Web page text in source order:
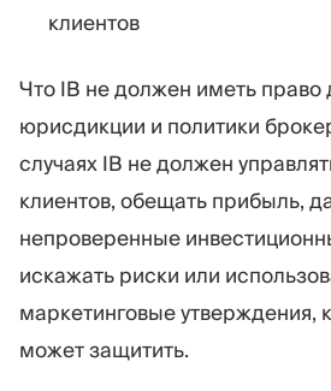
клиентов
Что IB не должен иметь право
юрисдикции и политики
случаях IB не должен
клиентов, обещать прибыль,
непроверенные
искажать риски или
маркетинговые утверждения,
может защитить.